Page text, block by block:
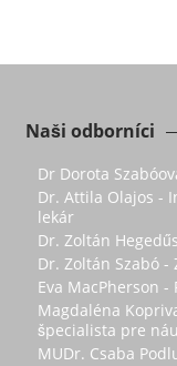
Naši odborníci
Dr Dorota
Dr. Attila Olajos -
lekár
Dr. Zoltán
Dr. Zoltán Szabó -
Eva MacPherson
Magdaléna
špecialista pre
MUDr. Csaba